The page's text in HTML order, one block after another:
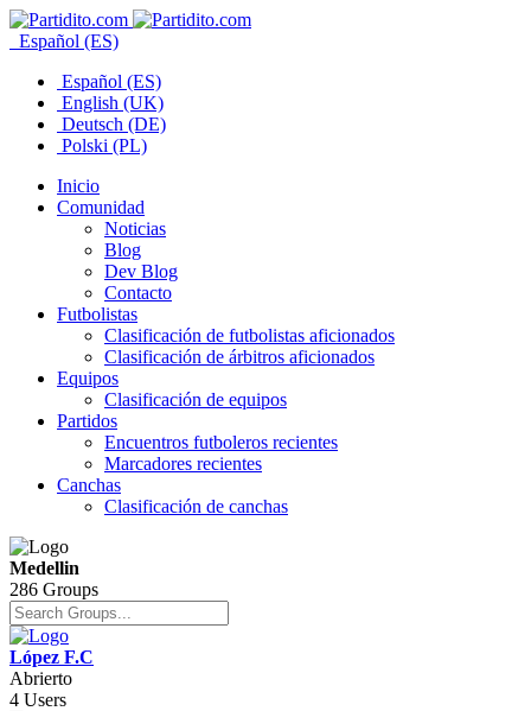
Español (ES)
Español (ES)
English (UK)
Deutsch (DE)
Polski (PL)
Inicio
Comunidad
Noticias
Blog
Dev Blog
Contacto
Futbolistas
Clasificación de futbolistas aficionados
Clasificación de árbitros aficionados
Equipos
Clasificación de equipos
Partidos
Encuentros futboleros recientes
Marcadores recientes
Canchas
Clasificación de canchas
Medellin
286 Groups
López F.C
Abrierto
4 Users